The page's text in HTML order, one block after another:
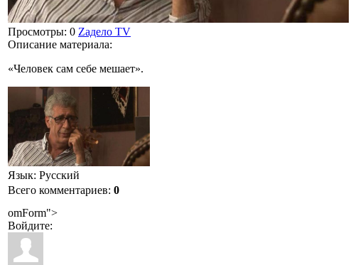
Просмотры: 0 Zадело TV
Описание материала:
«Человек сам себе мешает».
Язык: Русский
Всего комментариев: 0
omForm">
Войдите: